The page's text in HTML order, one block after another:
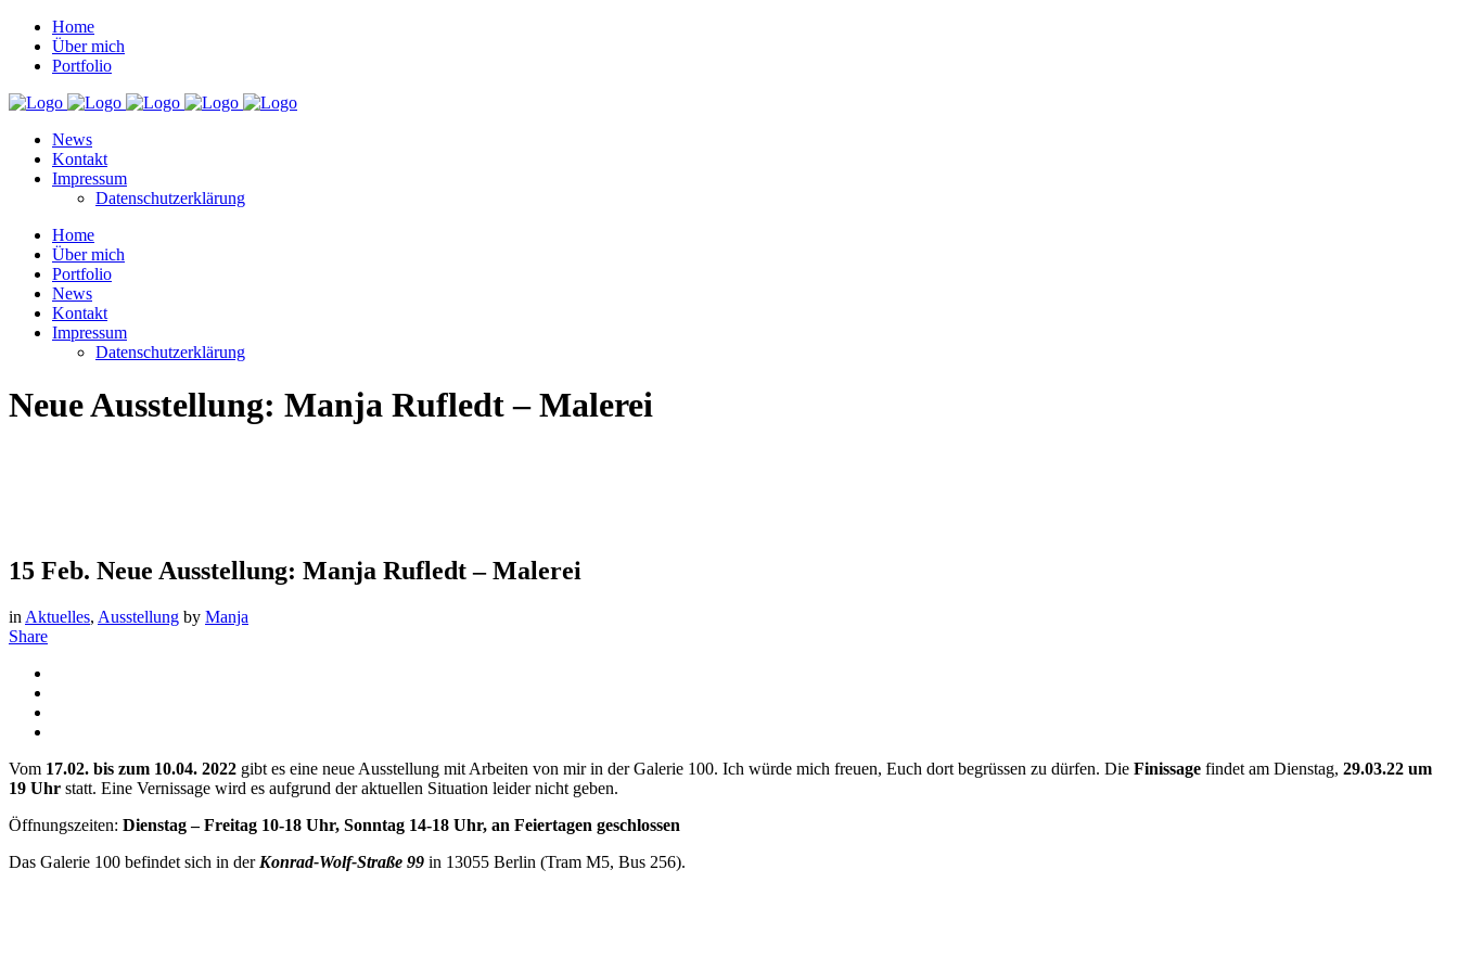
Home
Über mich
Portfolio
News
Kontakt
Impressum
Datenschutzerklärung
Home
Über mich
Portfolio
News
Kontakt
Impressum
Datenschutzerklärung
Neue Ausstellung: Manja Rufledt – Malerei
15 Feb. Neue Ausstellung: Manja Rufledt – Malerei
in Aktuelles, Ausstellung by Manja
Share
Vom 17.02. bis zum 10.04. 2022 gibt es eine neue Ausstellung mit Arbeiten von mir in der Galerie 100. Ich würde mich freuen, Euch dort begrüssen zu dürfen. Die Finissage findet am Dienstag, 29.03.22 um
19 Uhr statt. Eine Vernissage wird es aufgrund der aktuellen Situation leider nicht geben.
Öffnungszeiten: Dienstag – Freitag 10-18 Uhr, Sonntag 14-18 Uhr, an Feiertagen geschlossen
Das Galerie 100 befindet sich in der Konrad-Wolf-Straße 99 in 13055 Berlin (Tram M5, Bus 256).